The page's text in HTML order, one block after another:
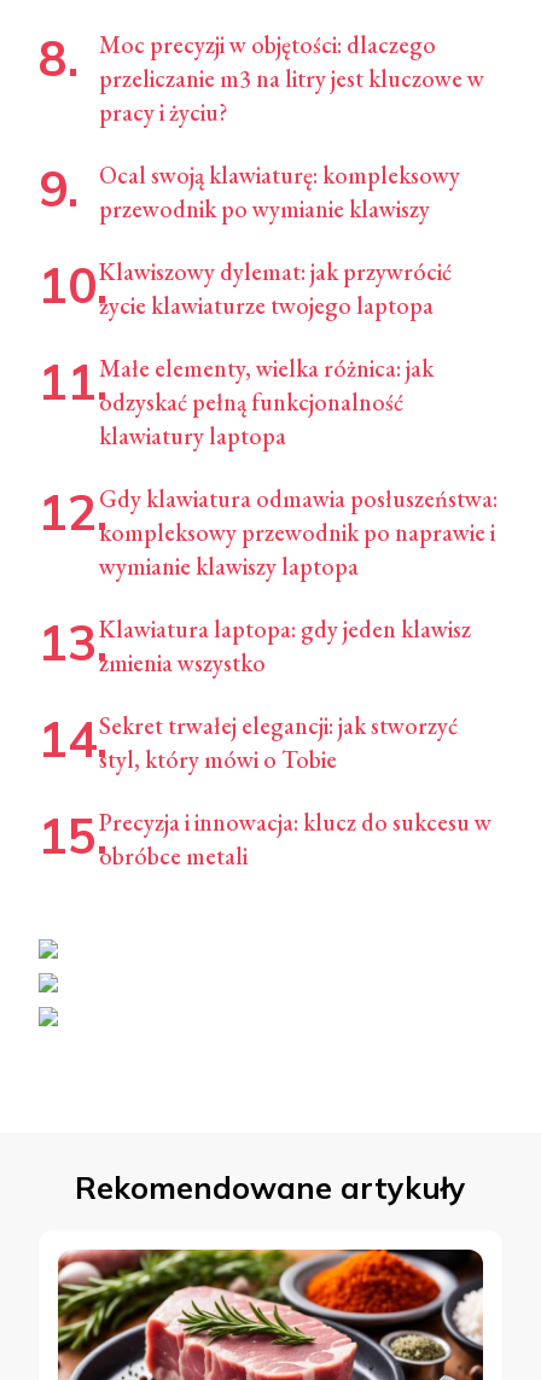
Moc precyzji w objętości: dlaczego
przeliczanie m3 na litry jest kluczowe w
pracy i życiu?
Ocal swoją klawiaturę: kompleksowy
przewodnik po wymianie klawiszy
Klawiszowy dylemat: jak przywrócić
życie klawiaturze twojego laptopa
Małe elementy, wielka różnica: jak
odzyskać pełną funkcjonalność
klawiatury laptopa
Gdy klawiatura odmawia posłuszeństwa:
kompleksowy przewodnik po naprawie i
wymianie klawiszy laptopa
Klawiatura laptopa: gdy jeden klawisz
zmienia wszystko
Sekret trwałej elegancji: jak stworzyć
styl, który mówi o Tobie
Precyzja i innowacja: klucz do sukcesu w
obróbce metali
Rekomendowane artykuły